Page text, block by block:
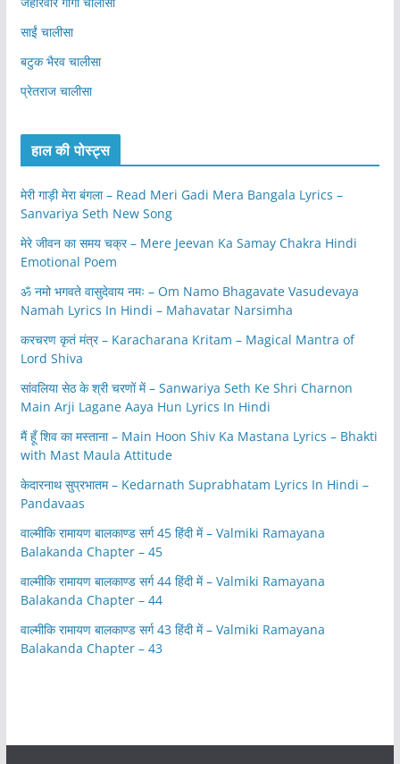
साईं चालीसा
बटुक भैरव चालीसा
प्रेतराज चालीसा
हाल की पोस्ट्स
मेरी गाड़ी मेरा बंगला – Read Meri Gadi Mera Bangala Lyrics –
Sanvariya Seth New Song
मेरे जीवन का समय चक्र – Mere Jeevan Ka Samay Chakra Hindi
Emotional Poem
ॐ नमो भगवते वासुदेवाय नमः – Om Namo Bhagavate Vasudevaya
Namah Lyrics In Hindi – Mahavatar Narsimha
करचरण कृतं मंत्र – Karacharana Kritam – Magical Mantra of
Lord Shiva
सांवलिया सेठ के श्री चरणों में – Sanwariya Seth Ke Shri Charnon
Main Arji Lagane Aaya Hun Lyrics In Hindi
मैं हूँ शिव का मस्ताना – Main Hoon Shiv Ka Mastana Lyrics – Bhakti
with Mast Maula Attitude
केदारनाथ सुप्रभातम – Kedarnath Suprabhatam Lyrics In Hindi –
Pandavaas
वाल्मीकि रामायण बालकाण्ड सर्ग 45 हिंदी में – Valmiki Ramayana
Balakanda Chapter – 45
वाल्मीकि रामायण बालकाण्ड सर्ग 44 हिंदी में – Valmiki Ramayana
Balakanda Chapter – 44
वाल्मीकि रामायण बालकाण्ड सर्ग 43 हिंदी में – Valmiki Ramayana
Balakanda Chapter – 43